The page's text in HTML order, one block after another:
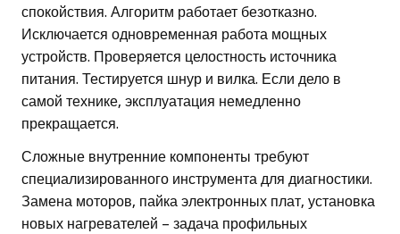
спокойствия. Алгоритм работает безотказно.
Исключается одновременная работа мощных
устройств. Проверяется целостность источника
питания. Тестируется шнур и вилка. Если дело в
самой технике, эксплуатация немедленно
прекращается.
Сложные внутренние компоненты требуют
специализированного инструмента для диагностики.
Замена моторов, пайка электронных плат, установка
новых нагревателей – задача профильных